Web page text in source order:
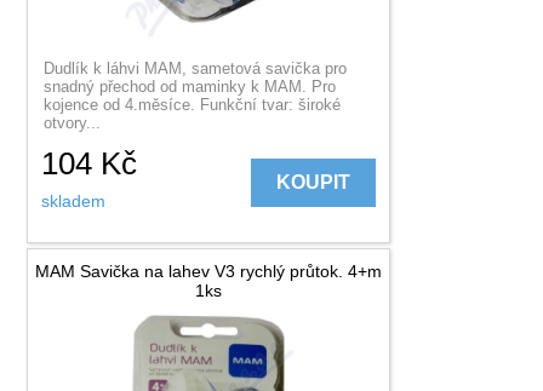
Dudlík k láhvi MAM, sametová savička pro
snadný přechod od maminky k MAM. Pro
kojence od 4.měsíce. Funkční tvar: široké
otvory...
104 Kč
skladem
KOUPIT
MAM Savička na lahev V3 rychlý průtok. 4+m
1ks